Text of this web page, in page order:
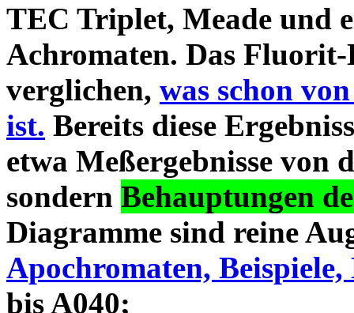
TEC Triplet, Meade und
Achromaten. Das
verglichen, was schon
ist. Bereits diese
etwa Meßergebnisse von
sondern Behauptungen
Diagramme sind reine
Apochromaten, Beispiele,
bis A040;